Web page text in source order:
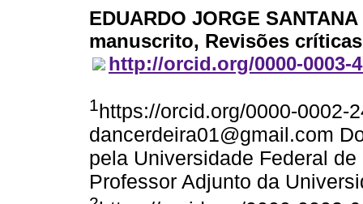
EDUARDO JORGE
manuscrito, Revisões
http://orcid.org/0000-0003-
1https://orcid.org/0000-0002-
dancerdeira01@gmail.com
pela Universidade Federal
Professor Adjunto da